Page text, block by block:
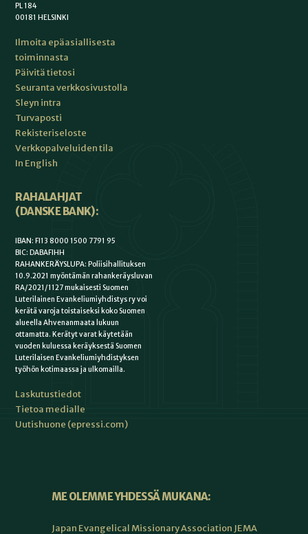
PL 184
00181 HELSINKI
Ilmoita epäasiallisesta
toiminnasta
Päivitä tietosi
Seuranta verkkosivustolla
Sleyn intra
Turvaposti
Rekisteriseloste
Verkkopalveluiden tila
In English
RAHALAHJAT
(DANSKE BANK):
IBAN: FI13 8000 1500 7791 95
BIC: DABAFIHH
RAHANKERÄYSLUPA: Poliisihallituksen
10.9.2021 myöntämän rahankeräysluvan
RA/2021/1127 mukaisesti Suomen
Luterilainen Evankeliumiyhdistys ry voi
kerätä varoja toistaiseksi koko Suomen
alueella Ahvenanmaata lukuun
ottamatta. Kerätyt varat käytetään
vuoden kuluessa keräyksestä Suomen
Luterilaisen Evankeliumiyhdistyksen
työhön kotimaassa ja ulkomailla.
Laskutustiedot
Tietoa medialle
Uutishuone (epressi.com)
ME OLEMME YHDESSÄ MUKANA:
Japan Evangelical Missionary Association JEMA